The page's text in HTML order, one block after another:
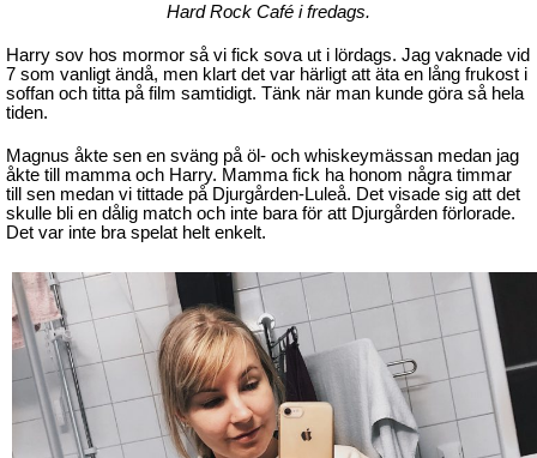
Hard Rock Café i fredags.
Harry sov hos mormor så vi fick sova ut i lördags. Jag vaknade vid
7 som vanligt ändå, men klart det var härligt att äta en lång frukost i
soffan och titta på film samtidigt. Tänk när man kunde göra så hela
tiden.
Magnus åkte sen en sväng på öl- och whiskeymässan medan jag
åkte till mamma och Harry. Mamma fick ha honom några timmar
till sen medan vi tittade på Djurgården-Luleå. Det visade sig att det
skulle bli en dålig match och inte bara för att Djurgården förlorade.
Det var inte bra spelat helt enkelt.